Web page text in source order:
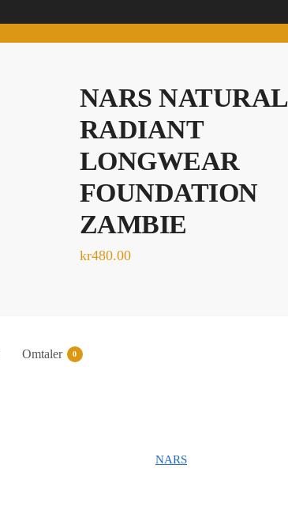
NARS NATURAL
RADIANT
LONGWEAR
FOUNDATION
ZAMBIE
kr480.00
Omtaler 0
NARS